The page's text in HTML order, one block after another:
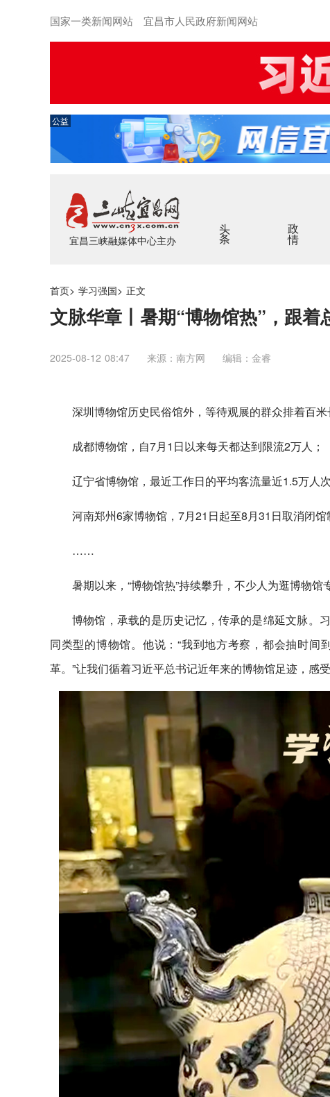
国家一类新闻网站 宜昌市人民政府新闻网站
公益
宜昌三峡融媒体中心主办
头条 政情
首页> 学习强国> 正文
文脉华章丨暑期“博物馆热”，跟着
2025-08-12 08:47 来源：南方网 编辑：金睿
深圳博物馆历史民俗馆外，等待观展的群众排着百米
成都博物馆，自7月1日以来每天都达到限流2万人；
辽宁省博物馆，最近工作日的平均客流量近1.5万人次
河南郑州6家博物馆，7月21日起至8月31日取消闭馆
……
暑期以来，“博物馆热”持续攀升，不少人为逛博物馆
博物馆，承载的是历史记忆，传承的是绵延文脉。
同类型的博物馆。他说：“我到地方考察，都会抽时
革。”让我们循着习近平总书记近年来的博物馆足迹，感